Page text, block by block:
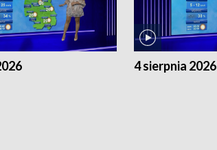
4 sierpnia 2026